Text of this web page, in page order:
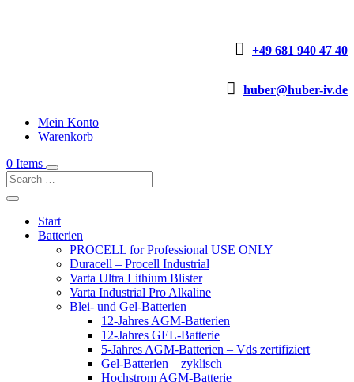
 +49 681 940 47 40
 huber@huber-iv.de
Mein Konto
Warenkorb
0 Items
Start
Batterien
PROCELL for Professional USE ONLY
Duracell – Procell Industrial
Varta Ultra Lithium Blister
Varta Industrial Pro Alkaline
Blei- und Gel-Batterien
12-Jahres AGM-Batterien
12-Jahres GEL-Batterie
5-Jahres AGM-Batterien – Vds zertifiziert
Gel-Batterien – zyklisch
Hochstrom AGM-Batterie